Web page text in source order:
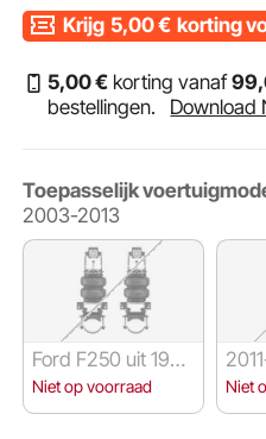
Krijg 5,00€ korting
5,00€ korting vanaf99
bestellingen.
Download
Toepasselijk
2003-2013
Ford F250 uit 1999
-2004
Niet op voorraad
et
Niet